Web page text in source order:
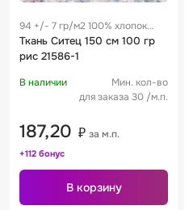
94 +/- 7 гр/м2 100% хлопок
0.28 м
Ткань Ситец 150 см 100 гр
рис 21586-1
В наличии
Мин. кол-во
для заказа 30 /м.п.
187,20 ₽ за м.п.
+112 бонус
В корзину